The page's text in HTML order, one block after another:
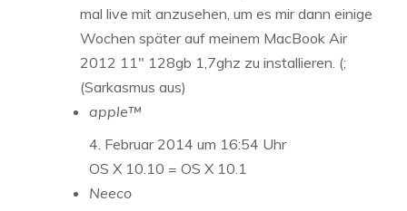
mal live mit anzusehen, um es mir dann einige
Wochen später auf meinem MacBook Air
2012 11″ 128gb 1,7ghz zu installieren. (;
(Sarkasmus aus)
apple™
4. Februar 2014 um 16:54 Uhr
OS X 10.10 = OS X 10.1
Neeco